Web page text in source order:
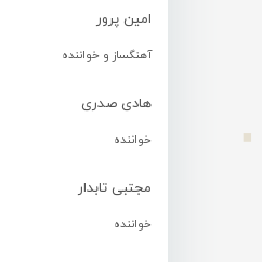
امین پرور
آهنگساز و خواننده
هادی صدری
خواننده
مجتبی تابدار
خواننده